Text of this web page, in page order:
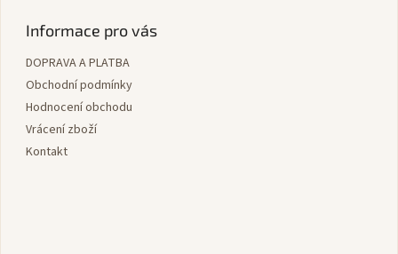
Informace pro vás
DOPRAVA A PLATBA
Obchodní podmínky
Hodnocení obchodu
Vrácení zboží
Kontakt